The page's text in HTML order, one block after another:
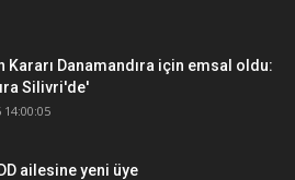
Kararı Danamandıra için emsal oldu:
Silivri'de'
14:00:05
ailesine yeni üye